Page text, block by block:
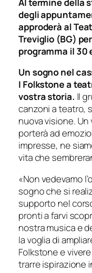
degli
approderà al
Treviglio (BG)
programma il 30
Un sogno nel
I Folkstone a
vostra storia. Il
canzoni a teatro,
nuova visione.
porterà ad
impresse, ne
vita che
«Non vedevamo
sogno che si
supporto nel
pronti a farvi
nostra musica e
la voglia di
Folkstone e
trarre ispirazione